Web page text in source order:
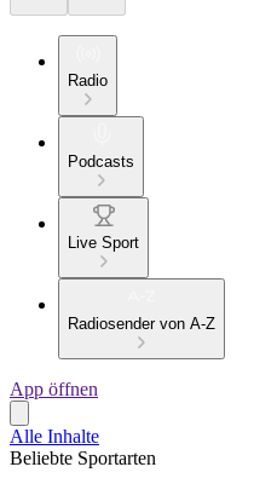
Radio
Podcasts
Live Sport
Radiosender von A-Z
App öffnen
Alle Inhalte
Beliebte Sportarten